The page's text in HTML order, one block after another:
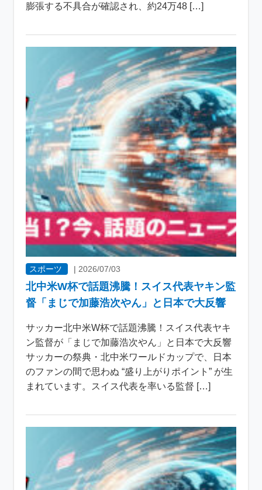
膨張する不具合が確認され、約24万48 […]
スポーツ | 2026/07/03
北中米W杯で話題沸騰！スイス代表ヤキン監
督「まじで加藤浩次やん」と日本で大反響
サッカー北中米W杯で話題沸騰！スイス代表ヤキ
ン監督が「まじで加藤浩次やん」と日本で大反響
サッカーの祭典・北中米ワールドカップで、日本
のファンの間で思わぬ “盛り上がりポイント” が生
まれています。スイス代表を率いる監督 […]